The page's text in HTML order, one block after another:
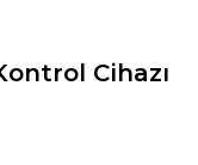
Cihazı